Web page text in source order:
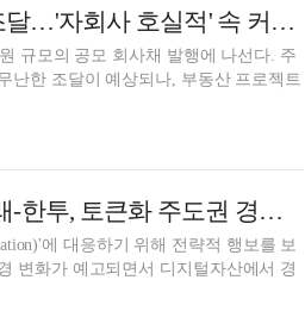
[DCM] 한국금융지주, 최대 4000억 조달…'자회사 호실적' 속 커지는 '차입 부담'
규모의 공모 회사채 발행에 나선다. 주
난한 조달이 예상되나, 부동산 프로젝트
자산 발굴·구조화 강자들 '격돌'…미래-한투, 토큰화 주도권 경쟁 [증권사 '토큰화 생태계' 전략지도 (1)]
에 대응하기 위해 전략적 행보를 보
변화가 예고되면서 디지털자산에서 경